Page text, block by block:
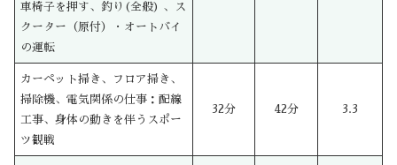
車椅子を押す、釣り(全般) 、ス
クーター（原付）・オートバイ
の運転
カーペット掃き、フロア掃き、
掃除機、電気関係の仕事：配線
工事、身体の動きを伴うスポー
ツ観戦
32分 42分 3.3